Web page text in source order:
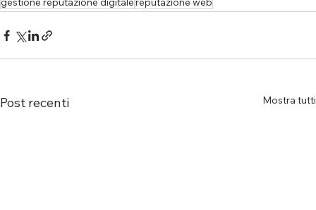
Post recenti Mostra tutti